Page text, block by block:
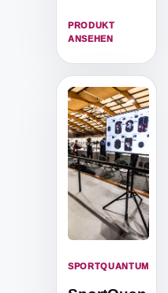
echten 4.5-mm-
Diabolos.
PRODUKT
ANSEHEN
SPORTQUANTUM